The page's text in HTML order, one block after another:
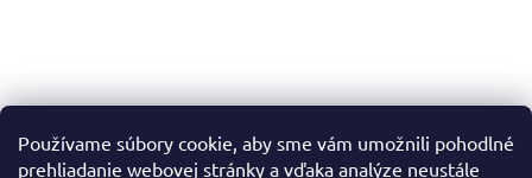
Používame súbory cookie, aby sme vám umožnili pohodlné
prehliadanie webovej stránky a vďaka analýze neustále